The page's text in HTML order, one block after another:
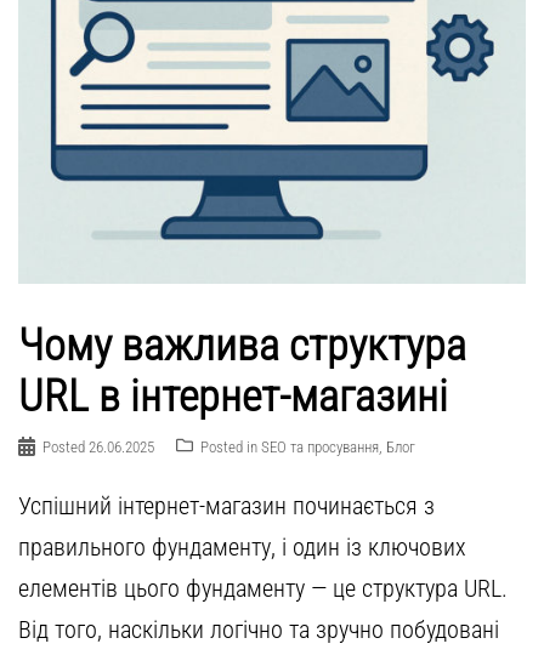
Чому важлива структура
URL в інтернет-магазині
Posted 26.06.2025 Posted in SEO та просування Блог
Успішний інтернет-магазин починається з
правильного фундаменту, і один із ключових
елементів цього фундаменту — це структура URL.
Від того, наскільки логічно та зручно побудовані